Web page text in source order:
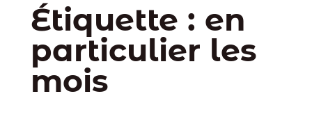
Étiquette : en
particulier les
mois